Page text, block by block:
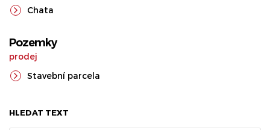
Chata
Pozemky
prodej
Stavební parcela
HLEDAT TEXT